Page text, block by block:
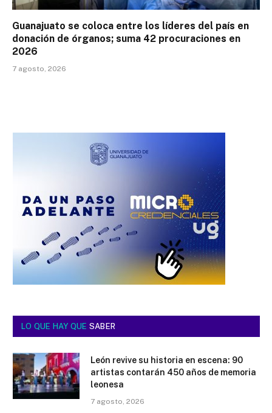
Guanajuato se coloca entre los líderes del país en
donación de órganos; suma 42 procuraciones en
2026
7 agosto, 2026
LO QUE HAY QUE SABER
León revive su historia en escena: 90
artistas contarán 450 años de memoria
leonesa
7 agosto, 2026